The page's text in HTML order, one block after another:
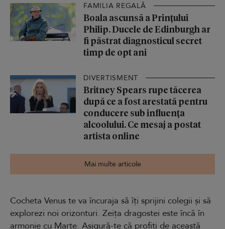
FAMILIA REGALĂ
Boala ascunsă a Prințului
Philip. Ducele de Edinburgh ar
fi păstrat diagnosticul secret
timp de opt ani
DIVERTISMENT
Britney Spears rupe tăcerea
după ce a fost arestată pentru
conducere sub influența
alcoolului. Ce mesaj a postat
artista online
Mai multe articole
Cocheta Venus te va încuraja să îți sprijini colegii și să
explorezi noi orizonturi. Zeița dragostei este încă în
armonie cu Marte. Asigură-te că profiți de această